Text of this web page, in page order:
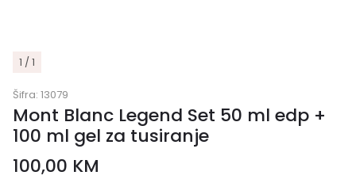
1 / 1
Šifra: 13079
Mont Blanc Legend Set 50 ml edp +
100 ml gel za tusiranje
100,00 KM